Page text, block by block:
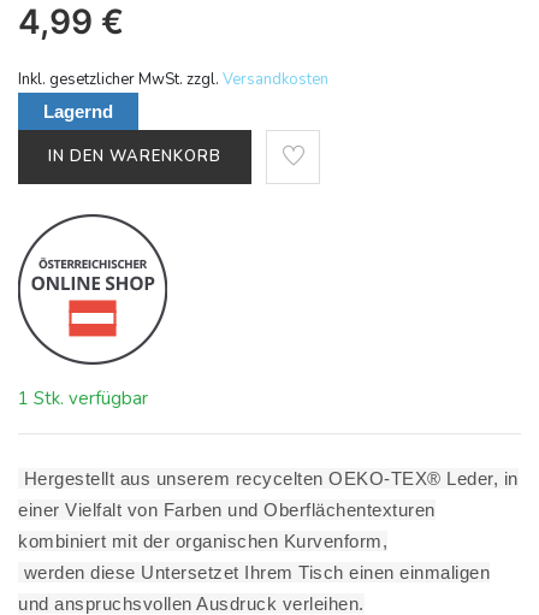
4,99 €
Inkl. gesetzlicher MwSt. zzgl. Versandkosten
Lagernd
IN DEN WARENKORB
1 Stk. verfügbar
Hergestellt aus unserem recycelten OEKO-TEX® Leder, in
einer Vielfalt von Farben und Oberflächentexturen
kombiniert mit der organischen Kurvenform,
werden diese Untersetzet Ihrem Tisch einen einmaligen
und anspruchsvollen Ausdruck verleihen.